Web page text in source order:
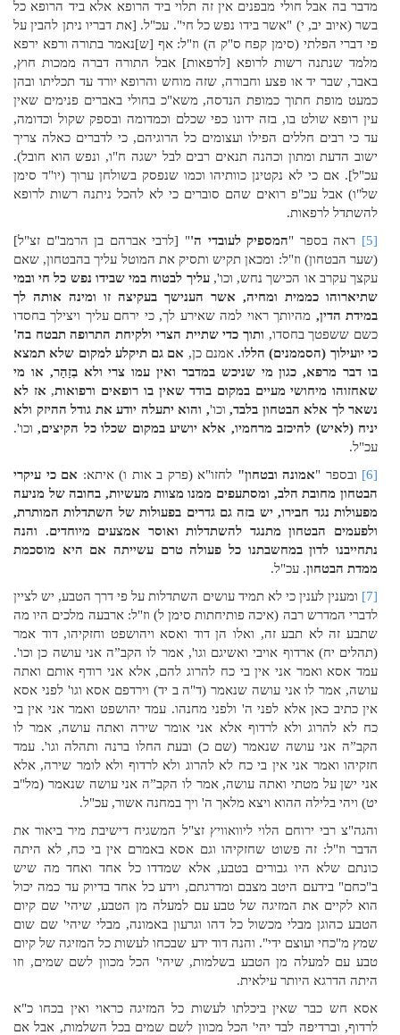
מדבר בה אבל חולי מבפנים אין זה תלוי ביד הרופא אלא ביד הרופא כל
בשר (איוב יב, י) "אשר בידו נפש כל חי". עכ"ל. [את דבריו ניתן להבין על
פי דברי הפלתי (סימן קפח ס"ק ה) וז"ל: אף [ש]נאמר בתורה ורפא ירפא
מלמד שנתנה רשות לרופא [לרפאות] אבל התורה דברה ממכות חוץ,
באבר, שבר יד או פצע וחבורה, שזה מוחש והרופא יורד עד תכליתו ובהן
כמעט מופת חתוך כמופת הנדסה, משא"כ בחולי באברים פנימים שאין
עין רופא שולט בו, בזה ידונו כפי שכלם וכמדומה ובספק שקול וכדומה,
עד כי רבים חללים הפילו ועצומים כל הרוגיהם, כי לדברים כאלה צריך
ישוב הדעת ומתון וכהנה תנאים רבים לבל ישגה ח"ו, ונפש הוא חובל).
עכ"ל]. אם כי לא נקטינן כוותיהו וכמו שנפסק בשולחן ערוך (יו"ד סימן
של"ו) אבל עכ"פ רואים שהם סוברים כי לא להכל ניתנה רשות לרופא
להשתדל לרפאות.
[5]
ראה בספר "המספיק לעובדי ה'" [לרבי אברהם בן הרמב"ם זצ"ל]
(שער הבטחון) וז"ל: ומכאן תקיש ותסיק את המוטל עליך בהבטחון, שאם
עקצך עקרב או הכישך נחש, וכו',עליך לבטוח במי שבידו נפש כל חי ובמי
שתיארוהו כממית ומחיה, אשר הענישך בעקיצה זו ומינה אותה לך
במידת הדין, מהיותך ראוי למה שאירע לך, כי ירחם עליך ויצילך בחסדו
כשם ששפטך בחסדו, ותוך כדי שתיית הצרי ולקיחת התרופה תבטח בה'
כי יועילוך (הסממנים) הללו.אמנם כן, אם גם תיקלע למקום שלא תמצא
בו דבר מרפא, כגון מי שניכש במדבר ואין עמו צרי ולא בִזַהַר, או מי
שאחזוהו מיחושי מעיים במקום בודד שאין בו רופאים ורפואות, אז לא
נשאר לך אלא הבטחון בלבד, וכו', והוא יתעלה יודע את גודל ההיזק ולא
יניח (לאיש) להיכזב מרחמיו, אלא יושיע במקום שכלו כל הקיצים,וכו'.
עכ"ל.
[6]
ובספר "אמונה ובטחון" לחזו"א (פרק ב אות ו) איתא: אם כי עיקרי
הבטחון מחובת הלב, ומסתעפים ממנו מצוות מעשיות, בחובה של מניעה
מפעולות נגד חבירו, יש בזה גם גדרים בפעולות של השתדלות המותרת,
ולפעמים הבטחון מתנגד להשתדלות ואוסר אמצעים מיוחדים. והנה
נתחייבנו לדון במחשבתנו כל פעולה טרם עשייתה אם היא מוסכמת
ממדת הבטחון. עכ"ל.
[7]
ומענין לענין כי לא תמיד עושים השתדלות על פי דרך הטבע, יש לציין
לדברי המדרש רבה (איכה פותיחתות סימן ל) וז"ל: ארבעה מלכים היו מה
שתבע זה לא תבע זה, ואלו הן דוד ואסא ויהושפט וחזקיהו, דוד אמר
(תהלים יח) ארדוף אויבי ואשיגם וגו', אמר לו הקב”ה אני עושה כן וכו'.
עמד אסא ואמר אני אין בי כח להרוג להם, אלא אני רודף אותם ואתה
עושה, אמר לו אני עושה שנאמר (ד"ה ב יד) וירדפם אסא וגו' לפני אסא
אין כתיב כאן אלא לפני ה' ולפני מחנהו. עמד יהושפט ואמר אני אין בי
כח לא להרוג ולא לרדוף אלא אני אומר שירה ואתה עושה, אמר לו
הקב”ה אני עושה שנאמר (שם כ) ובעת החלו ברנה ותהלה וגו'. עמד
חזקיהו ואמר אני אין בי כח לא להרוג ולא לרדוף ולא לומר שירה, אלא
אני ישן על מטתי ואתה עושה, אמר לו הקב”ה אני עושה שנאמר (מל"ב
יט) ויהי בלילה ההוא ויצא מלאך ה' ויך במחנה אשור, עכ"ל.
והגה"צ רבי ירוחם הלוי ליוואוויץ זצ"ל המשגיח דישיבת מיר ביאור את
הדבר וז"ל: זה פשוט שחזקיהו וגם אסא באמרם אין בי כח, לא היתה
כונתם שלא היו גבורים בטבע, אלא שמדדו כל אחד ואחד מה שיש
ב"כחם" בידעם היטב מצבם ומדרגתם, וידע כל אחד בדיוק עד כמה יכול
הוא לקיים את המזיגה של טבע עם למעלה מן הטבע, שיהי' שם קיום
הטבע כהוגן מבלי מכשול כל דהו וגרעון באמונה, מבלי שיהי' שם שום
שמץ מ"כחי ועוצם ידי". והנה דוד ידע שבכחו לעשות כל המזיגה של קיום
טבע עם למעלה מן הטבע בשלמות, שיהי' הכל מכוון לשם שמים, וזו
היתה הדרגא היותר עילאית.
אסא חש כבר שאין ביכלתו לעשות כל המזיגה כראוי ואין בכחו כ"א
לרדוף, וברדיפה לבד יהי' הכל מכוון לשם שמים בכל השלמות, אבל אם